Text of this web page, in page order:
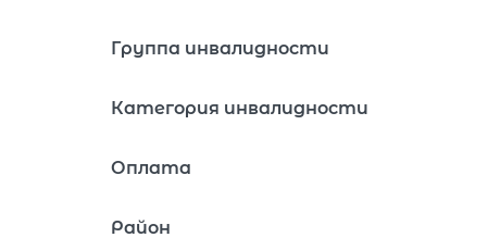
Группа инвалидности
Категория инвалидности
Оплата
Район